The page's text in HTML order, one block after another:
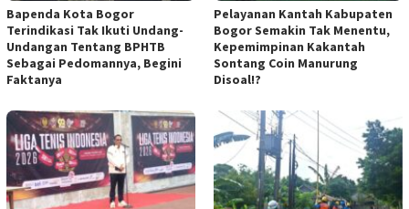
Bapenda Kota Bogor
Terindikasi Tak Ikuti Undang-
Undangan Tentang BPHTB
Sebagai Pedomannya, Begini
Faktanya
Pelayanan Kantah Kabupaten
Bogor Semakin Tak Menentu,
Kepemimpinan Kakantah
Sontang Coin Manurung
Disoal!?